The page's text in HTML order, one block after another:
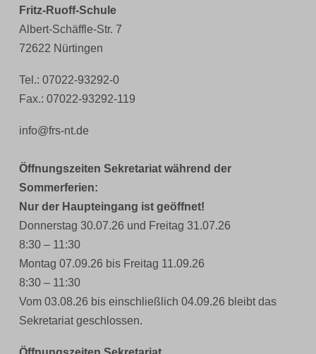
Fritz-Ruoff-Schule
Albert-Schäffle-Str. 7
72622 Nürtingen
Tel.: 07022-93292-0
Fax.: 07022-93292-119
info@frs-nt.de
Öffnungszeiten Sekretariat während der
Sommerferien:
Nur der Haupteingang ist geöffnet!
Donnerstag 30.07.26 und Freitag 31.07.26
8:30 – 11:30
Montag 07.09.26 bis Freitag 11.09.26
8:30 – 11:30
Vom 03.08.26 bis einschließlich 04.09.26 bleibt das
Sekretariat geschlossen.